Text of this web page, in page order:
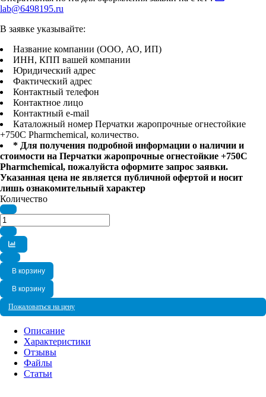
lab@6498195.ru
В заявке указывайте:
Название компании (ООО, АО, ИП)
ИНН, КПП вашей компании
Юридический адрес
Фактический адрес
Контактный телефон
Контактное лицо
Контактный e-mail
Каталожный номер Перчатки жаропрочные огнестойкие
+750С Pharmchemical, количество.
* Для получения подробной информации о наличии и
стоимости на Перчатки жаропрочные огнестойкие +750С
Pharmchemical, пожалуйста оформите запрос заявки.
Указанная цена не является публичной офертой и носит
лишь ознакомительный характер
Количество
В корзину
В корзину
Пожаловаться на цену
Описание
Характеристики
Отзывы
Файлы
Статьи